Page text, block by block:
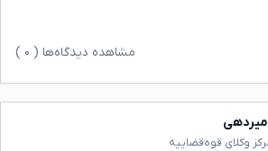
مشاهده دیدگاه‌ها ( ۰
وکلای قوه‌قضاییه